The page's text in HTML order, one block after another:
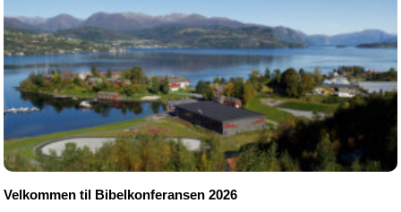
Velkommen til Bibelkonferansen 2026